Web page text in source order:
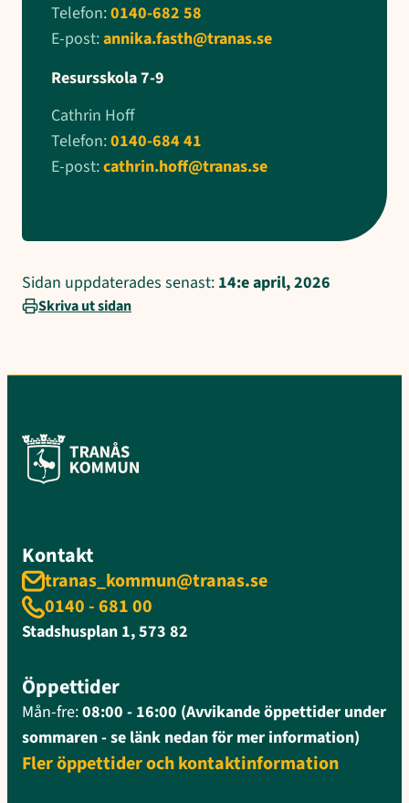
Telefon:0140-682 58
E-post:annika.fasth@tranas.se
Resursskola 7-9
Cathrin Hoff
Telefon:0140-684 41
E-post:cathrin.hoff@tranas.se
Sidan uppdaterades senast: 14:e april, 2026
Skriva ut sidan
Kontakt
tranas_kommun@tranas.se
0140 - 681 00
Stadshusplan 1, 573 82
Öppettider
Mån-fre:08:00 - 16:00 (Avvikande öppettider under
sommaren - se länk nedan för mer information)
Fler öppettider och kontaktinformation